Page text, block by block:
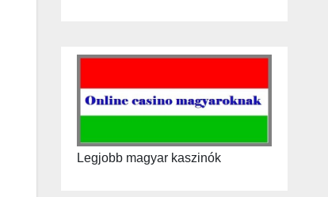
Legjobb magyar kaszinók